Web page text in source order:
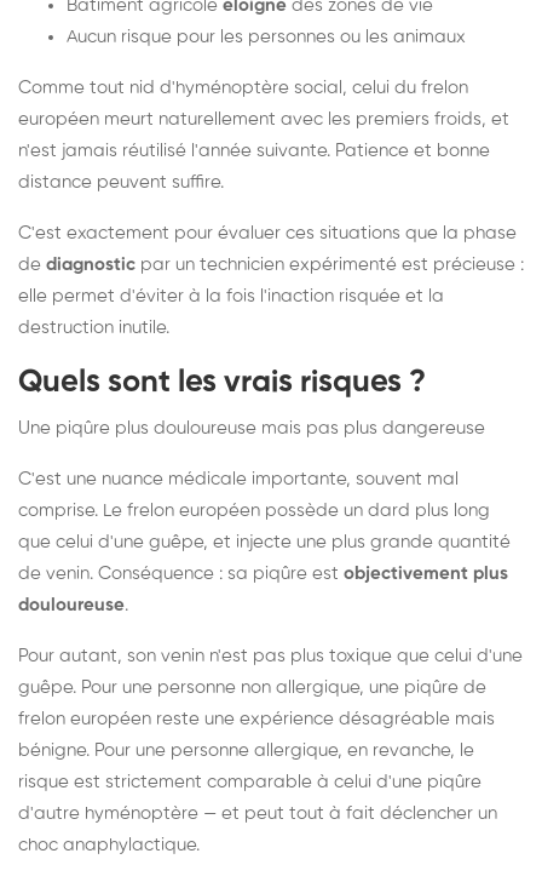
Bâtiment agricole éloigné des zones de vie
Aucun risque pour les personnes ou les animaux
Comme tout nid d'hyménoptère social, celui du frelon
européen meurt naturellement avec les premiers froids, et
n'est jamais réutilisé l'année suivante. Patience et bonne
distance peuvent suffire.
C'est exactement pour évaluer ces situations que la phase
de diagnostic par un technicien expérimenté est précieuse :
elle permet d'éviter à la fois l'inaction risquée et la
destruction inutile.
Quels sont les vrais risques ?
Une piqûre plus douloureuse mais pas plus dangereuse
C'est une nuance médicale importante, souvent mal
comprise. Le frelon européen possède un dard plus long
que celui d'une guêpe, et injecte une plus grande quantité
de venin. Conséquence : sa piqûre est objectivement plus
douloureuse.
Pour autant, son venin n'est pas plus toxique que celui d'une
guêpe. Pour une personne non allergique, une piqûre de
frelon européen reste une expérience désagréable mais
bénigne. Pour une personne allergique, en revanche, le
risque est strictement comparable à celui d'une piqûre
d'autre hyménoptère — et peut tout à fait déclencher un
choc anaphylactique.